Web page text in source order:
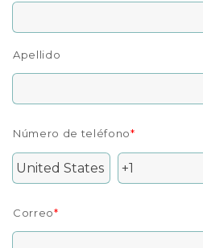
Apellido
Número de teléfono*
Correo*